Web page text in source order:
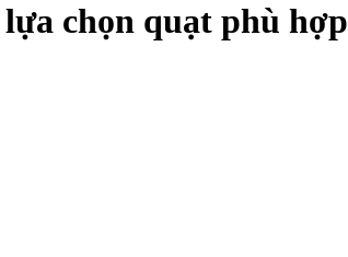
chọn quạt phù hợp